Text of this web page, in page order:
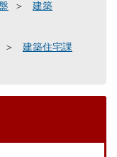
建築
建築住宅課